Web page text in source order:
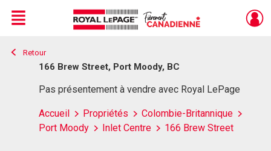
Live
En Direct
Menu
Retour
166 Brew Street, Port Moody, BC
Pas présentement à vendre avec Royal LePage
Accueil Propriétés
Colombie-Britannique
Port Moody
Inlet Centre 166 Brew Street